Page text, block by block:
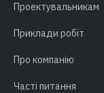
Проектувальникам
Приклади робіт
Про компанію
Часті питання